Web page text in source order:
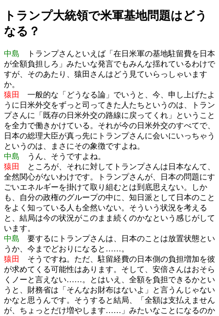
トランプ大統領で米軍基地問題はどう
なる？
中島 トランプさんといえば「在日米軍の基地駐留費を日本
が全額負担しろ」みたいな発言でもみんな揺れているわけで
すが、そのあたり、猿田さんはどう見ていらっしゃいます
か。
猿田
一般的な「どうなる論」でいうと、今、申し上げたよ
うに日米外交をずっと司ってきた人たちというのは、トラン
プさんに「既存の日米外交の路線に戻ってくれ」ということ
を全力で働きかけている。それが今の日米外交のすべてで、
日本の総理大臣が真っ先にトランプさんに会いにいっちゃう
というのは、まさにその象徴ですよね。
中島 うん、そうですよね。
猿田
ところが、それに対してトランプさんは日本なんて、
全然関心がないわけです。トランプさんが、日本の問題にす
ごいエネルギーを掛けて取り組むとは到底思えない。しか
も、自分の政権のグループの中に、知日派として日本のこと
をよく知っている人も全然いない。そういう状況を考える
と、結局は今の状況がこのまま続くのかなという感じがして
います。
中島 要するにトランプさんは、日本のことは放置状態とい
うか、今までどおりになると……。
猿田
そうですね。ただ、駐留経費の日本側の負担増加を彼
が求めてくる可能性はあります。そして、安倍さんはおそら
くノーと言えない……。とはいえ、全額を負担できるかとい
うと、財務省は「そんなお財布はないよ」と言うんじゃない
かなと思うんです。そうすると結局、「全額は支払えません
が、ちょっとだけ増やします……」みたいなことになるのか